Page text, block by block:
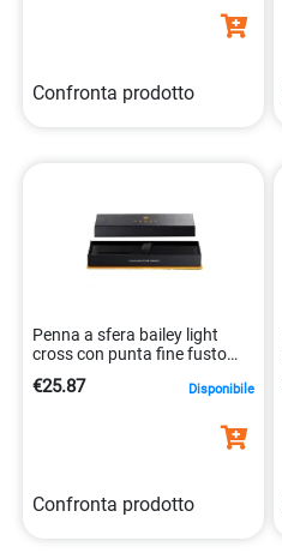
Confronta prodotto
Penna a sfera bailey light
cross con punta fine fusto
€25.87 Disponibile
Confronta prodotto